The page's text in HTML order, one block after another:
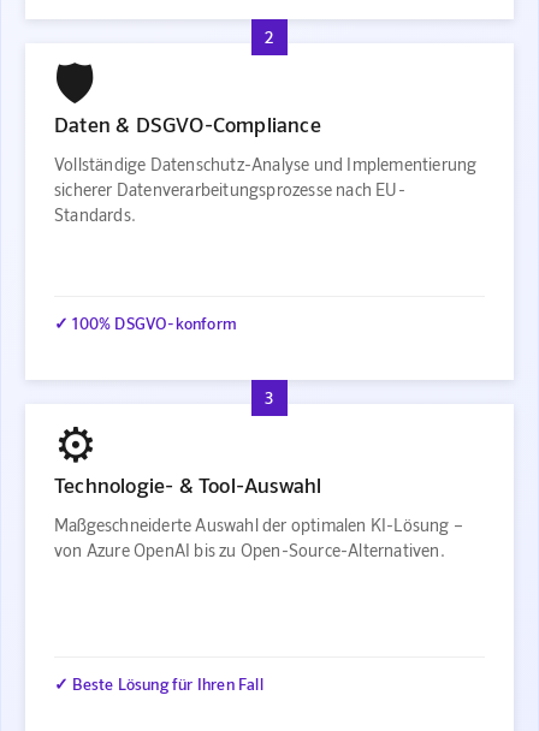
2
🛡️
Daten & DSGVO-Compliance
Vollständige Datenschutz-Analyse und Implementierung
sicherer Datenverarbeitungsprozesse nach EU-
Standards.
✓ 100% DSGVO-konform
3
⚙️
Technologie- & Tool-Auswahl
Maßgeschneiderte Auswahl der optimalen KI-Lösung –
von Azure OpenAI bis zu Open-Source-Alternativen.
✓ Beste Lösung für Ihren Fall